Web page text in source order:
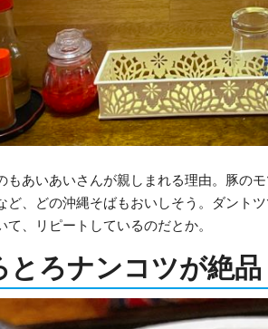
もあいあいさんが親しまれる理由。豚の
ど、どの沖縄そばもおいしそう。ダント
、リピートしているのだとか。
ろナンコツが絶品